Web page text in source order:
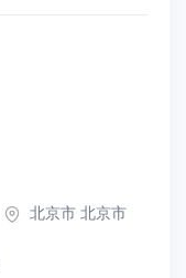
北京市 北京市